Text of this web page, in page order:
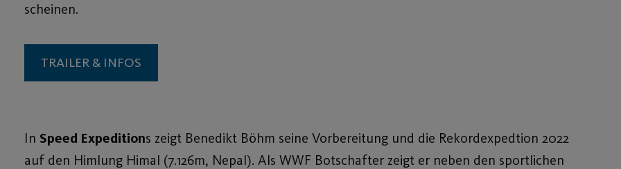
scheinen.
TRAILER & INFOS
In Speed Expeditions zeigt Benedikt Böhm seine Vorbereitung und die Rekordexpedtion 2022
auf den Himlung Himal (7.126m, Nepal). Als WWF Botschafter zeigt er neben den sportlichen